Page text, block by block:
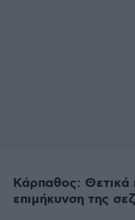
Κάρπαθος: Θετικά
επιμήκυνση της